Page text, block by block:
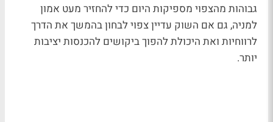
גבוהות מהצפוי מספיקות היום כדי להחזיר מעט אמון
למניה, גם אם השוק עדיין צפוי לבחון בהמשך את הדרך
לרווחיות ואת היכולת להפוך ביקושים להכנסות יציבות
יותר.